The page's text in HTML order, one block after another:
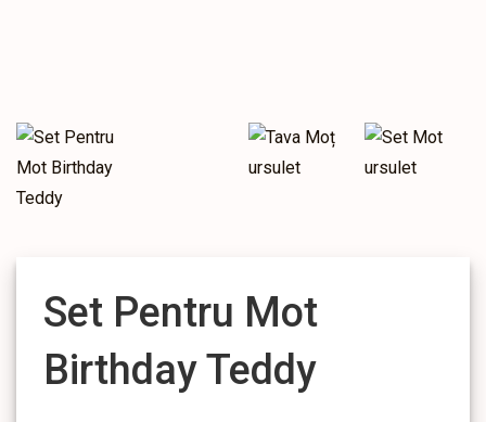
Set Pentru Mot
Birthday Teddy